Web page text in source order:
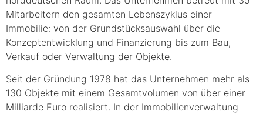
Mitarbeitern den gesamten Lebenszyklus einer
Immobilie: von der Grundstücksauswahl über die
Konzeptentwicklung und Finanzierung bis zum Bau,
Verkauf oder Verwaltung der Objekte.
Seit der Gründung 1978 hat das Unternehmen mehr als
130 Objekte mit einem Gesamtvolumen von über einer
Milliarde Euro realisiert. In der Immobilienverwaltung